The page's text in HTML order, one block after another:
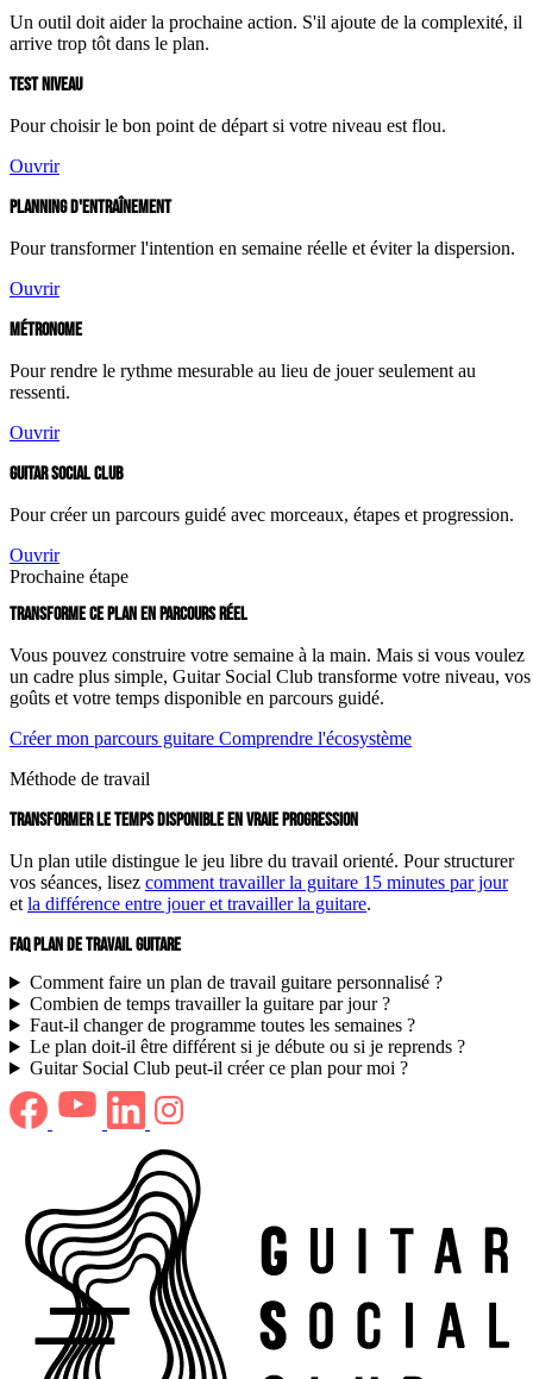
Un outil doit aider la prochaine action. S'il ajoute de la complexité, il
arrive trop tôt dans le plan.
TEST NIVEAU
Pour choisir le bon point de départ si votre niveau est flou.
Ouvrir
PLANNING D'ENTRAÎNEMENT
Pour transformer l'intention en semaine réelle et éviter la dispersion.
Ouvrir
MÉTRONOME
Pour rendre le rythme mesurable au lieu de jouer seulement au
ressenti.
Ouvrir
GUITAR SOCIAL CLUB
Pour créer un parcours guidé avec morceaux, étapes et progression.
Ouvrir
Prochaine étape
TRANSFORME CE PLAN EN PARCOURS RÉEL
Vous pouvez construire votre semaine à la main. Mais si vous voulez
un cadre plus simple, Guitar Social Club transforme votre niveau, vos
goûts et votre temps disponible en parcours guidé.
Créer mon parcours guitare Comprendre l'écosystème
Méthode de travail
TRANSFORMER LE TEMPS DISPONIBLE EN VRAIE PROGRESSION
Un plan utile distingue le jeu libre du travail orienté. Pour structurer
vos séances, lisez comment travailler la guitare 15 minutes par jour
et la différence entre jouer et travailler la guitare.
FAQ PLAN DE TRAVAIL GUITARE
Comment faire un plan de travail guitare personnalisé ?
Combien de temps travailler la guitare par jour ?
Faut-il changer de programme toutes les semaines ?
Le plan doit-il être différent si je débute ou si je reprends ?
Guitar Social Club peut-il créer ce plan pour moi ?